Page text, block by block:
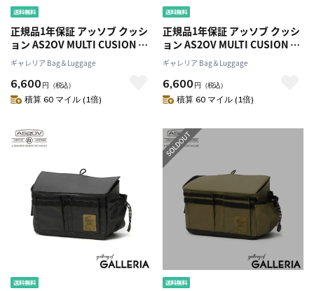
正規品1年保証 アッソブ クッシ
ョン AS2OV MULTI CUSION マ
ルチクッション 枕 ピロー まく
ら 防水 軽量 持ち運び キャンプ
アウトドア BBQ レジャー 旅行
トラベル ASSOV 382103
ギャレリア Bag＆Luggage
6,600 円 （税込）
積算 60 マイル (1倍)
正規品1年保証 アッソブ クッシ
ョン AS2OV MULTI CUSION マ
ルチクッション 枕 ピロー まく
ら 防水 軽量 持ち運び キャンプ
アウトドア BBQ レジャー 旅行
トラベル ASSOV 382103
ギャレリア Bag＆Luggage
6,600 円 （税込）
積算 60 マイル (1倍)